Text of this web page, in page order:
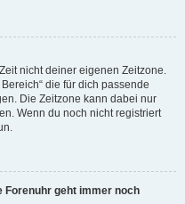
nicht deiner eigenen Zeitzone.
die für dich passende
Die Zeitzone kann dabei nur
Wenn du noch nicht registriert
Forenuhr geht immer noch